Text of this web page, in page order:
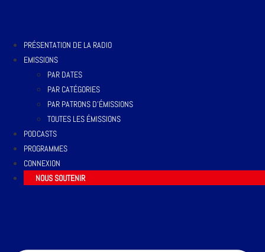
PRÉSENTATION DE LA RADIO
EMISSIONS
PAR DATES
PAR CATÉGORIES
PAR PATRONS D’ÉMISSIONS
TOUTES LES ÉMISSIONS
PODCASTS
PROGRAMMES
CONNEXION
NOUS SOUTENIR